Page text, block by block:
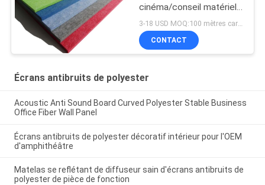
cinéma/conseil matériel
décoratif d'absorption
saine
CONTACT
Écrans antibruits de polyester
Acoustic Anti Sound Board Curved Polyester Stable Business
Office Fiber Wall Panel
Écrans antibruits de polyester décoratif intérieur pour l'OEM
d'amphithéâtre
Matelas se reflétant de diffuseur sain d'écrans antibruits de
polyester de pièce de fonction